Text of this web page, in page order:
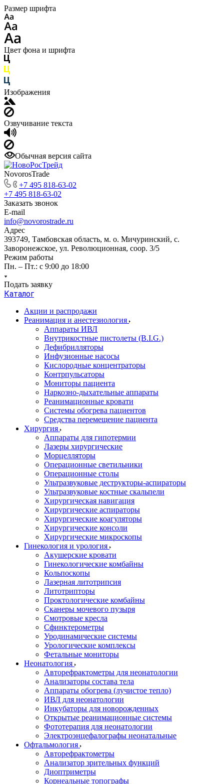
Размер шрифта
Цвет фона и шрифта
Изображения
Озвучивание текста
Обычная версия сайта
NovorosTrade
+7 495 818-63-02
+7 495 818-63-02
Заказать звонок
E-mail
info@novorostrade.ru
Адрес
393749, Тамбовская область, м. о. Мичуринский, с.
Заворонежское, ул. Революционная, соор. 3/5
Режим работы
Пн. – Пт.: с 9:00 до 18:00
Подать заявку
Каталог
Акции и распродажи
Реанимация и анестезиология
Аппараты ИВЛ
Внутрикостные пистолеты (B.I.G.)
Дефибрилляторы
Инфузионные насосы
Кислородные концентраторы
Контрпульсаторы
Мониторы пациента
Наркозно-дыхательные аппараты
Реанимационные кровати
Системы обогрева пациентов
Средства перемещение пациента
Хирургия
Аппараты для гипотермии
Лазеры хирургические
Морцелляторы
Операционные светильники
Операционные столы
Ультразвуковые деструкторы-аспираторы
Ультразвуковые костные скальпели
Хирургическая навигация
Хирургические аспираторы
Хирургические коагуляторы
Хирургические консоли
Хирургические микроскопы
Гинекология и урология
Акушерские кровати
Гинекологические комбайны
Кольпоскопы
Лазерная литотрипсия
Литотрипторы
Проктологические комбайны
Сканеры мочевого пузыря
Смотровые кресла
Сфинктерометры
Уродинамические системы
Урологические комплексы
Фетальные мониторы
Неонатология
Авторефрактометры для неонатологии
Анализаторы состава тела
Аппараты обогрева (лучистое тепло)
ИВЛ для неонатологии
Инкубаторы для новорожденных
Открытые реанимационные системы
Фототерапия для неонатологии
Электроэнцефалографы неонатальные
Офтальмология
Авторефрактометры
Анализатор зрительных функций
Диоптриметры
Корнеальные топографы